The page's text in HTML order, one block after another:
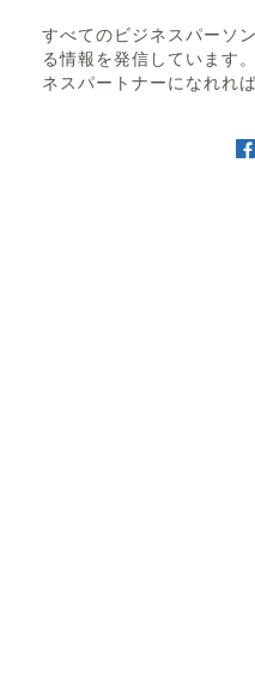
すべてのビジネスパーソ
る情報を発信しています
ネスパートナーになれれ